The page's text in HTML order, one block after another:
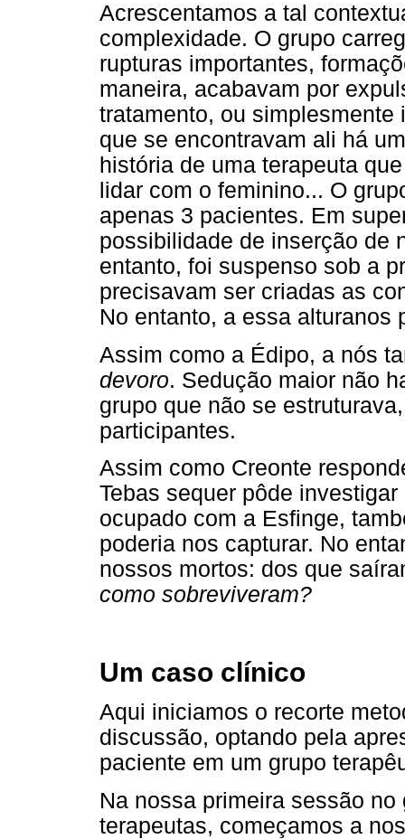
Acrescentamos a tal
complexidade. O grupo
rupturas importantes,
maneira, acabavam por
tratamento, ou
que se encontravam ali há
história de uma terapeuta
lidar com o feminino... O
apenas 3 pacientes. Em
possibilidade de inserção de
entanto, foi suspenso sob a
precisavam ser criadas as
No entanto, a essa alturanos
Assim como a Édipo, a nós
devoro. Sedução maior não
grupo que não se
participantes.
Assim como Creonte
Tebas sequer pôde
ocupado com a Esfinge,
poderia nos capturar. No
nossos mortos: dos que
como sobreviveram?
Um caso clínico
Aqui iniciamos o recorte
discussão, optando pela
paciente em um grupo
Na nossa primeira sessão
terapeutas, começamos a